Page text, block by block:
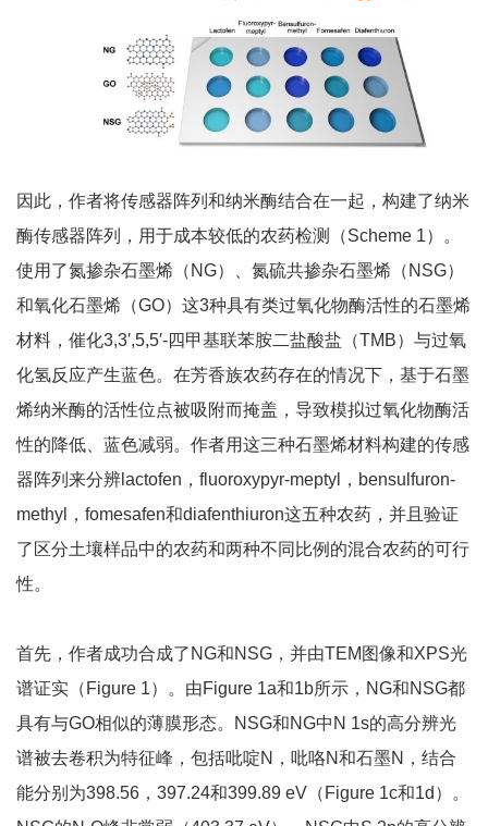
因此，作者将传感器阵列和纳米酶结合在一起，构建了纳米
酶传感器阵列，用于成本较低的农药检测（Scheme 1）。
使用了氮掺杂石墨烯（NG）、氮硫共掺杂石墨烯（NSG）
和氧化石墨烯（GO）这3种具有类过氧化物酶活性的石墨烯
材料，催化3,3′,5,5′-四甲基联苯胺二盐酸盐（TMB）与过氧
化氢反应产生蓝色。在芳香族农药存在的情况下，基于石墨
烯纳米酶的活性位点被吸附而掩盖，导致模拟过氧化物酶活
性的降低、蓝色减弱。作者用这三种石墨烯材料构建的传感
器阵列来分辨lactofen，fluoroxypyr-meptyl，bensulfuron-
methyl，fomesafen和diafenthiuron这五种农药，并且验证
了区分土壤样品中的农药和两种不同比例的混合农药的可行
性。
首先，作者成功合成了NG和NSG，并由TEM图像和XPS光
谱证实（Figure 1）。由Figure 1a和1b所示，NG和NSG都
具有与GO相似的薄膜形态。NSG和NG中N 1s的高分辨光
谱被去卷积为特征峰，包括吡啶N，吡咯N和石墨N，结合
能分别为398.56，397.24和399.89 eV（Figure 1c和1d）。